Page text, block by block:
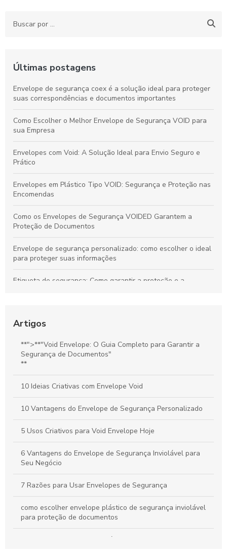
Últimas postagens
Envelope de segurança coex é a solução ideal para proteger
suas correspondências e documentos importantes
Como Escolher o Melhor Envelope de Segurança VOID para
sua Empresa
Envelopes com Void: A Solução Ideal para Envio Seguro e
Prático
Envelopes em Plástico Tipo VOID: Segurança e Proteção nas
Encomendas
Como os Envelopes de Segurança VOIDED Garantem a
Proteção de Documentos
Envelope de segurança personalizado: como escolher o ideal
para proteger suas informações
Etiqueta de segurança: Como garantir a proteção e a
para transporte
Como os Envelopes VOIDED de Segurança Garantem a
Proteção de Documentos
Como escolher o Envelope de Segurança para E-commerce
Personalizado
Artigos
**">**"Void Envelope: O Guia Completo para Garantir a
Segurança de Documentos"
**
10 Ideias Criativas com Envelope Void
10 Vantagens do Envelope de Segurança Personalizado
5 Usos Criativos para Void Envelope Hoje
6 Vantagens do Envelope de Segurança Inviolável para
Seu Negócio
7 Razões para Usar Envelopes de Segurança
como escolher envelope plástico de segurança inviolável
para proteção de documentos
Como escolher Envelope plástico de segurança